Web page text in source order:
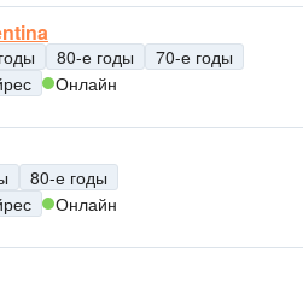
80-е годы
70-е годы
Онлайн
80-е годы
Онлайн